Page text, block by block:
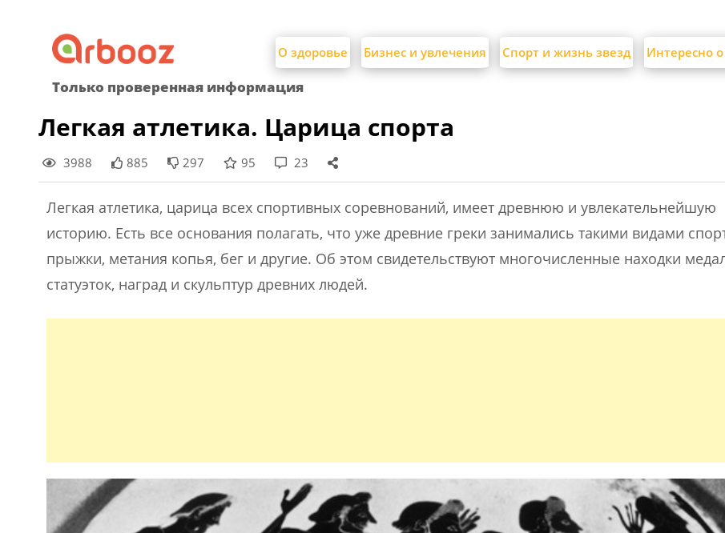
content
О здоровье Бизнес и увлечения Спорт и жизнь звезд Интересно
Только проверенная информация
Легкая атлетика. Царица спорта
3988 885 297 95 23
Легкая атлетика, царица всех спортивных соревнований, имеет древнюю и увлекательнейшую
историю. Есть все основания полагать, что уже древние греки занимались такими видами
прыжки, метания копья, бег и другие. Об этом свидетельствуют многочисленные находки
статуэток, наград и скульптур древних людей.